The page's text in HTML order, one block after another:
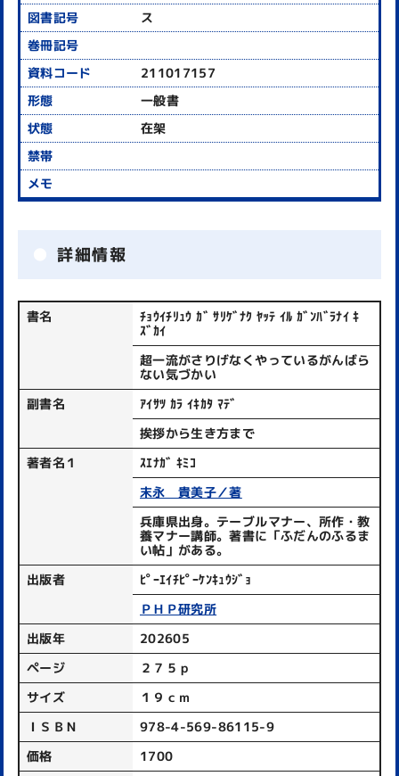
ス
211017157
一般書
在架
詳細情報
書名
ﾁｮｳｲﾁﾘｭｳ ｶﾞ ｻﾘｹﾞﾅｸ ﾔｯﾃ ｲﾙ ｶﾞﾝﾊﾞﾗﾅｲ ｷ
ｽﾞｶｲ
超一流がさりげなくやっているがんばら
ない気づかい
副書名
ｱｲｻﾂ ｶﾗ ｲｷｶﾀ ﾏﾃﾞ
挨拶から生き方まで
著者名１
ｽｴﾅｶﾞ ｷﾐｺ
末永 貴美子／著
兵庫県出身。テーブルマナー、所作・教
養マナー講師。著書に「ふだんのふるま
い帖」がある。
出版者
ﾋﾟｰｴｲﾁﾋﾟｰｹﾝｷｭｳｼﾞｮ
ＰＨＰ研究所
出版年
202605
ページ
２７５ｐ
サイズ
１９ｃｍ
ＩＳＢＮ
978-4-569-86115-9
価格
1700